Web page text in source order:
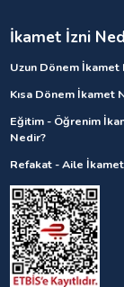
İkamet İzni
Uzun Dönem İkamet
Kısa Dönem İkamet
Eğitim - Öğrenim
Nedir?
Refakat - Aile